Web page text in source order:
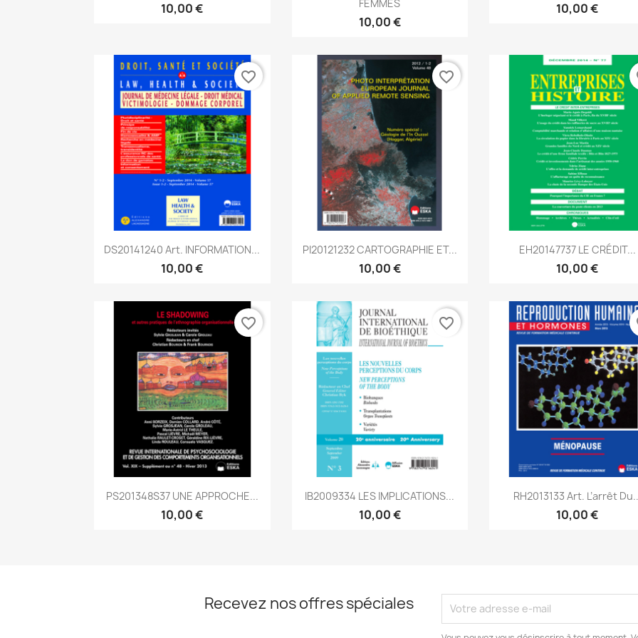
10,00 €
FEMMES
10,00 €
10,00 €
Aperçu rapide
DS20141240 Art. INFORMATION...
10,00 €
favorite_border
Aperçu rapide
PI20121232 CARTOGRAPHIE ET...
10,00 €
favorite_border
Aperçu rapide
EH20147737 LE CRÉDIT...
10,00 €
Aperçu rapide
PS201348S37 UNE APPROCHE...
10,00 €
favorite_border
Aperçu rapide
IB2009334 LES IMPLICATIONS...
10,00 €
favorite_border
Aperçu rapide
RH2013133 Art. L’arrêt
10,00 €
Recevez nos offres spéciales